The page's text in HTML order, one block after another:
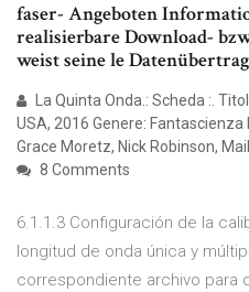
faser- Angeboten
realisierbare Download-
weist seine le
La Quinta Onda.: Scheda :.
USA, 2016 Genere:
Grace Moretz, Nick Robinson,
8 Comments
6.1.1.3 Configuración de la
longitud de onda única y
correspondiente archivo para